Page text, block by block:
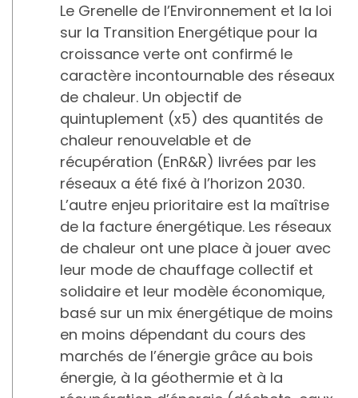
Le Grenelle de l’Environnement et la loi
sur la Transition Energétique pour la
croissance verte ont confirmé le
caractère incontournable des réseaux
de chaleur. Un objectif de
quintuplement (x5) des quantités de
chaleur renouvelable et de
récupération (EnR&R) livrées par les
réseaux a été fixé à l’horizon 2030.
L’autre enjeu prioritaire est la maîtrise
de la facture énergétique. Les réseaux
de chaleur ont une place à jouer avec
leur mode de chauffage collectif et
solidaire et leur modèle économique,
basé sur un mix énergétique de moins
en moins dépendant du cours des
marchés de l’énergie grâce au bois
énergie, à la géothermie et à la